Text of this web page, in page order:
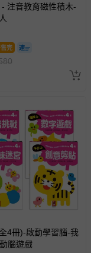
注音教育磁性積木-
售完
4冊)-啟動學習腦-我
腦遊戲